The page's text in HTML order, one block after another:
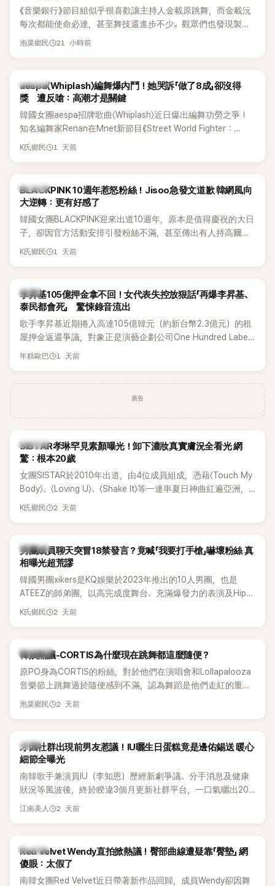
《音樂銀行》節目組似乎很喜歡讓主持人金載原跳舞，而金載沅
每次都能使命必達，甚至舞技還進步不少。觀眾們也發現製作
單位對此樂此不疲。
泡菜鄉民 21 小時前
K-POP
aespa〈Whiplash〉編舞爆內鬥！她哭訴「做了8成」卻沒得
獎 遭反嗆：高潮才是關鍵
韓國女團aespa招牌歌曲〈Whiplash〉近日爆出編舞功勞之爭！
知名編舞家Renan在Mnet新節目《Street World Fighter：
Directors' War》預告中，公開談及自己在〈Whiplash〉編舞上的
K氏鄉民 1 天前
K-POP
BLACKPINK 10週年惹怒粉絲！Jisoo急發文道歉 韓網風向
大逆轉：更有好感了
韓國女團BLACKPINK迎來出道10週年，原本是值得慶祝的大日
子，卻因官方活動安排引發粉絲不滿，甚至傳出有人持高爾夫
球桿到YG娛樂大樓鬧事。Jisoo今（8日）也親自發文向BLINK
K氏鄉民 1 天前
韓星
李昇基105億押金拿不回！女代表失控放狠話「再爆李昇基、
泰民都會死」 驚悚錄音流出
歌手李昇基近期捲入高達105億韓元（約新台幣2.3億元）的租
屋押金返還爭議，對象正是演藝企劃公司One Hundred Label
代表車佳媛(차가원)。如今事件再掀風波，YouTuber李鎮浩公開
年糕歐巴 1 天前
廣告
K-POP
SISTAR孝琳罕見素顏曝光！卸下濃妝真實膚況全看光 網
驚：根本20歲
女團SISTAR於2010年出道，由4位成員組成，憑藉〈Touch My
Body〉、〈Loving U〉、〈Shake It〉等一連串夏日神曲紅遍亞洲，
獲封「夏日女王」。不過，團體在出道滿7年後宣布解散，成員各
不僅展現兩人多年不變的好交情，她幾乎素顏入鏡的真實模
樣，也意外掀起網友熱議。
K氏鄉民 2 天前
K-POP
男團成員聊天突冒18禁發言？竟喊「我要打手槍」嚇壞粉絲 真
相曝光超荒謬
韓國男團xikers是KQ娛樂於2023年推出的10人男團，也是
ATEEZ的師弟團，以高完成度舞台、充滿爆發力的表演及Hip-
Hop風格聞名，出道後迅速累積大批海內外粉絲，近年也陸續
K氏鄉民 2 天前
熱議討論
韓娛熱議-CORTIS為什麼現在跳舞都這麼隨便？
原PO身為CORTIS的粉絲，對於他們在演唱會和Lollapalooza
音樂節上跳舞過於隨便感到不滿，認為舞蹈是他們走紅的重要
原因，希望他們能更認真地表演。
泡菜鄉民 2 天前
韓星
才因社群出現前男友惹議！IU曬生日蛋糕竟是邊佑錫送 暖心
細節全曝光
南韓歌手兼演員IU（李知恩）歷經新劇爭議、分手消息及健康
狀況等風波後，終於睽違3個月更新社群平台，一口氣曬出20
張近況照，讓大批粉絲又驚又喜。其中，一張生日蛋糕照意外
江南美人 2 天前
K-POP
Red Velvet Wendy直拍掀熱議！臀部曲線遭疑靠「臀墊」 網
傻眼：太假了
南韓女團Red Velvet近日帶著新作品回歸，成員Wendy卻因舞